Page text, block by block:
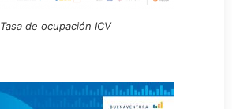
Tasa de ocupación ICV